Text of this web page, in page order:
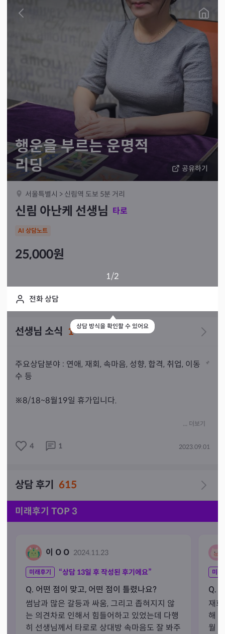
공유하기
행운을 부르는 운명적
리딩
서울특별시 > 신림역 도보 5분 거리
신림 아난케 선생님 타로
AI 상담노트
25,000원
1/2
전화 상담
상담 방식을 확인할 수 있어요
선생님 소식 1
주요상담분야 : 연애, 재회, 속마음, 성향, 합격, 취업, 이동
수 등
※8/18~8월19일 휴가입니다.
세요.(태어난 시간이 있으면 더 좋습니다)
예약하실 때에 원하는 시간을 먼저 말씀해주세요.
최대한 조율하겠습니다.
... 더보기
4 1 2023.09.01
상담 후기 615
미래후기 TOP 3
이 O O 2024.11.23
미래후기 “상담 13일 후 작성된 후기에요”
Q. 어떤 점이 맞고, 어떤 점이 틀렸나요?
썸남과 많은 갈등과 싸움, 그리고 좁혀지지 않
는 의견차로 인해서 힘들어하고 있었는데 다행
히 선생님께서 타로로 상대방 속마음도 잘 봐주
미래
Q.
재
해
월